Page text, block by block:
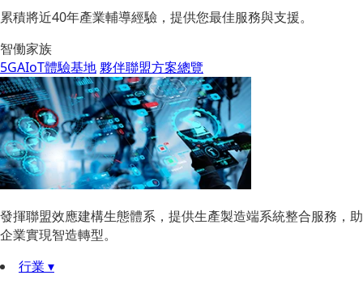
累積將近40年產業輔導經驗，提供您最佳服務與支援。
智働家族
5GAIoT體驗基地夥伴聯盟方案總覽
發揮聯盟效應建構生態體系，提供生產製造端系統整合服務，助
企業實現智造轉型。
行業 ▾